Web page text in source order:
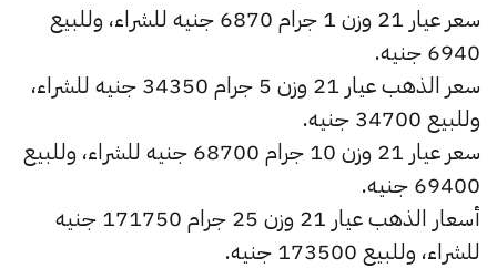
سعر عيار 21 وزن 1 جرام 6870 جنيه للشراء، وللبيع
6940 جنيه.
سعر الذهب عيار 21 وزن 5 جرام 34350 جنيه للشراء،
وللبيع 34700 جنيه.
سعر عيار 21 وزن 10 جرام 68700 جنيه للشراء، وللبيع
69400 جنيه.
أسعار الذهب عيار 21 وزن 25 جرام 171750 جنيه
للشراء، وللبيع 173500 جنيه.